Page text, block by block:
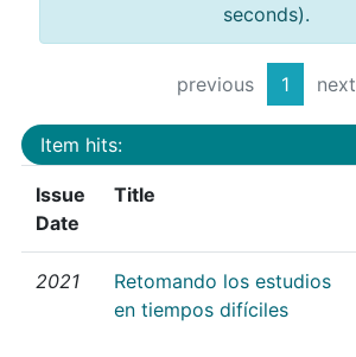
seconds).
previous 1 next
Item hits:
Issue
Date
Title
2021
Retomando los estudios
en tiempos difíciles